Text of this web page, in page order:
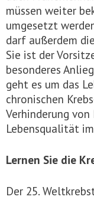
müssen weiter
umgesetzt
darf außerdem
Sie ist der
besonderes
geht es um das
chronischen
Verhinderung
Lebensqualität im
Lernen Sie die
Der 25.